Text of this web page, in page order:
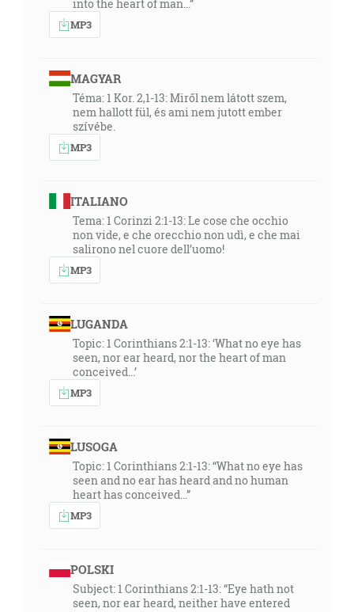
into the heart of man...”
MP3
MAGYAR
Téma: 1 Kor. 2,1-13: Miről nem látott szem,
nem hallott fül, és ami nem jutott ember
szívébe.
MP3
ITALIANO
Tema: 1 Corinzi 2:1-13: Le cose che occhio
non vide, e che orecchio non udì, e che mai
salirono nel cuore dell’uomo!
MP3
LUGANDA
Topic: 1 Corinthians 2:1-13: ‘What no eye has
seen, nor ear heard, nor the heart of man
conceived...’
MP3
LUSOGA
Topic: 1 Corinthians 2:1-13: “What no eye has
seen and no ear has heard and no human
heart has conceived...”
MP3
POLSKI
Subject: 1 Corinthians 2:1-13: “Eye hath not
seen, nor ear heard, neither have entered